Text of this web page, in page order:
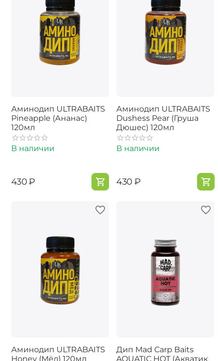
Аминодип ULTRABAITS
Pineapple (Ананас)
120мл
В наличии
‍430‍ ₽
Аминодип ULTRABAITS
Dushess Pear (Груша
Дюшес) 120мл
В наличии
‍430‍ ₽
Аминодип ULTRABAITS
Honey (Мёд) 120мл
Дип Mad Carp Baits
AQUATIC HOT (Акватик